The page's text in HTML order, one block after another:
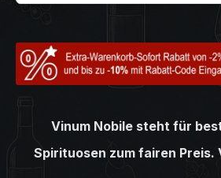
Vinum Nobile steht für
Spirituosen zum fairen Preis.